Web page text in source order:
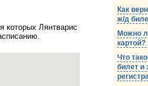
которых Лянтварис
Как
ж/д
Можно
картой?
Что
билет и